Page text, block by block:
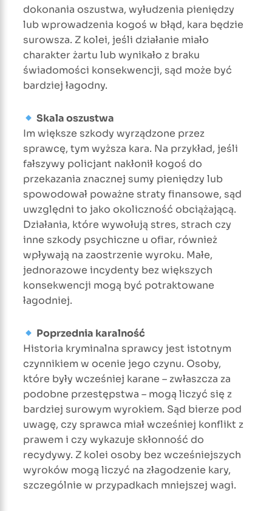
dokonania oszustwa, wyłudzenia pieniędzy
lub wprowadzenia kogoś w błąd, kara będzie
surowsza. Z kolei, jeśli działanie miało
charakter żartu lub wynikało z braku
świadomości konsekwencji, sąd może być
bardziej łagodny.
Skala oszustwa
Im większe szkody wyrządzone przez
sprawcę, tym wyższa kara. Na przykład, jeśli
fałszywy policjant nakłonił kogoś do
przekazania znacznej sumy pieniędzy lub
spowodował poważne straty finansowe, sąd
uwzględni to jako okoliczność obciążającą.
Działania, które wywołują stres, strach czy
inne szkody psychiczne u ofiar, również
wpływają na zaostrzenie wyroku. Małe,
jednorazowe incydenty bez większych
konsekwencji mogą być potraktowane
łagodniej.
Poprzednia karalność
Historia kryminalna sprawcy jest istotnym
czynnikiem w ocenie jego czynu. Osoby,
które były wcześniej karane – zwłaszcza za
podobne przestępstwa – mogą liczyć się z
bardziej surowym wyrokiem. Sąd bierze pod
uwagę, czy sprawca miał wcześniej konflikt z
prawem i czy wykazuje skłonność do
recydywy. Z kolei osoby bez wcześniejszych
wyroków mogą liczyć na złagodzenie kary,
szczególnie w przypadkach mniejszej wagi.